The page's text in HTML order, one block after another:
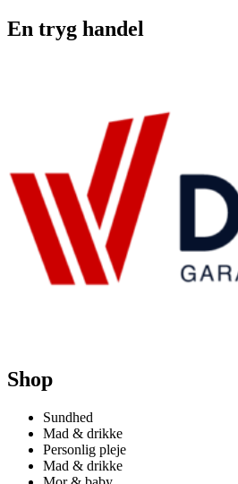
En tryg handel
Shop
Sundhed
Mad & drikke
Personlig pleje
Mad & drikke